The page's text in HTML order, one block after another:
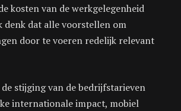
kosten van de werkgelegenheid
denk dat alle voorstellen om
door te voeren redelijk relevant
stijging van de bedrijfstarieven
internationale impact, mobiel